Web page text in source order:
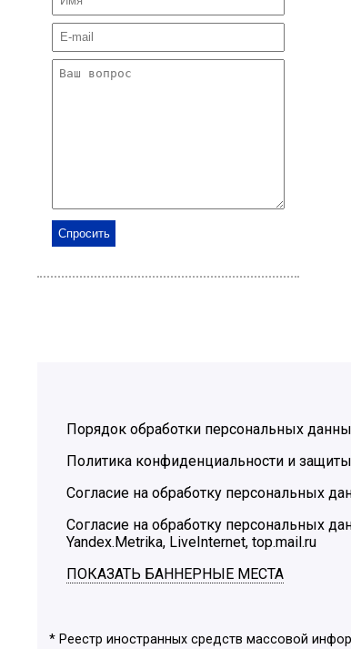
Порядок обработки персональных
Политика конфиденциальности и
Согласие на обработку персональных
Согласие на обработку персональных
Yandex.Metrika, LiveInternet, top.mail.ru
ПОКАЗАТЬ БАННЕРНЫЕ МЕСТА
* Реестр иностранных средств массовой